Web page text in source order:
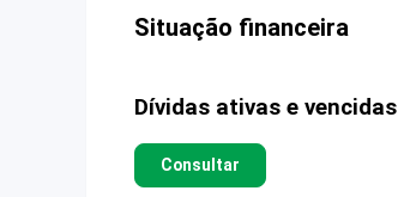
Situação financeira
Dívidas ativas e vencidas
Consultar